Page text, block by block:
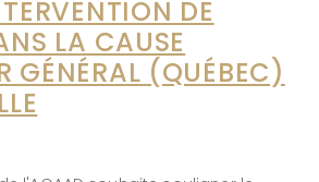
DE
LA CAUSE
GÉNÉRAL (QUÉBEC)